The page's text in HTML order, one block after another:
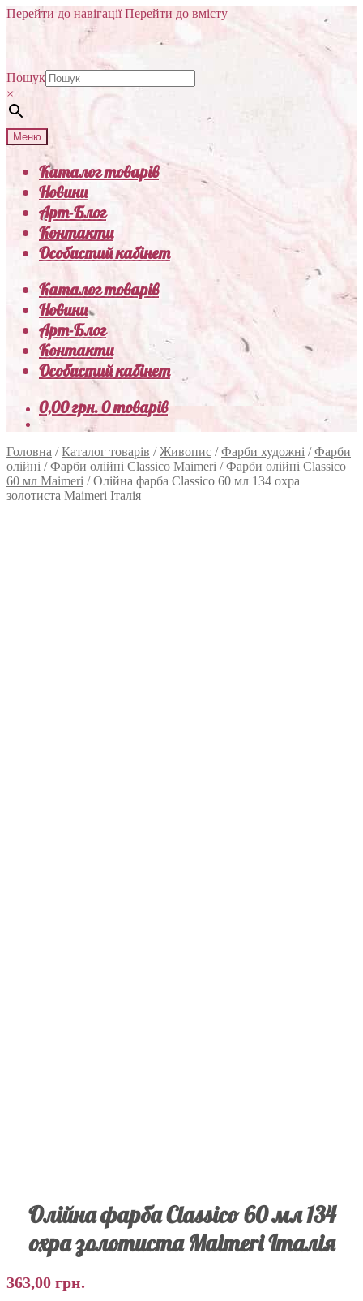
Перейти до навігації Перейти до вмісту
Пошук
×
Меню
Каталог товарів
Новини
Арт-Блог
Контакти
Особистий кабінет
Каталог товарів
Новини
Арт-Блог
Контакти
Особистий кабінет
0,00грн.0 товарів
Головна /Каталог товарів /Живопис /Фарби художні /Фарби
олійні /Фарби олійні Classico Maimeri /Фарби олійні Classico
60 мл Maimeri /Олійна фарба Classico 60 мл 134 охра
золотиста Maimeri Італія
Олійна фарба Classico 60 мл 134
охра золотиста Maimeri Італія
363,00 грн.